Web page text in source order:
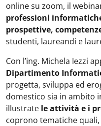
online su zoom, il
professioni
prospettive,
studenti, laureandi e
Con l’ing. Michela Iezzi
Dipartimento
progetta, sviluppa ed
domestico sia in ambito
illustrate le attività e i
coprono tematiche